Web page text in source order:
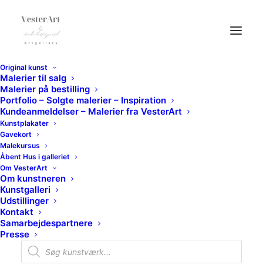
Original kunst
Malerier til salg
Malerier på bestilling
Portfolio – Solgte malerier – Inspiration
Kundeanmeldelser – Malerier fra VesterArt
Kunstplakater
Gavekort
Malekursus
Åbent Hus i galleriet
Om VesterArt
Om kunstneren
Kunstgalleri
Udstillinger
Kontakt
Samarbejdespartnere
Presse
Products
search